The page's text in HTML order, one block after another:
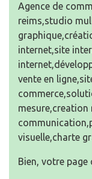
Agence de
reims,studio
internet,site
vente en
visuelle,charte
Bien, votre